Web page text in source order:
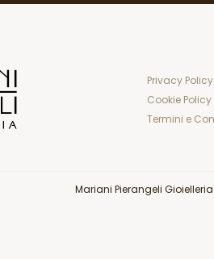
Privacy Policy
Cookie Policy
Termini e
Mariani Pierangeli